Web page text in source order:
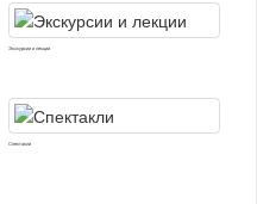
Экскурсии и лекции
Спектакли